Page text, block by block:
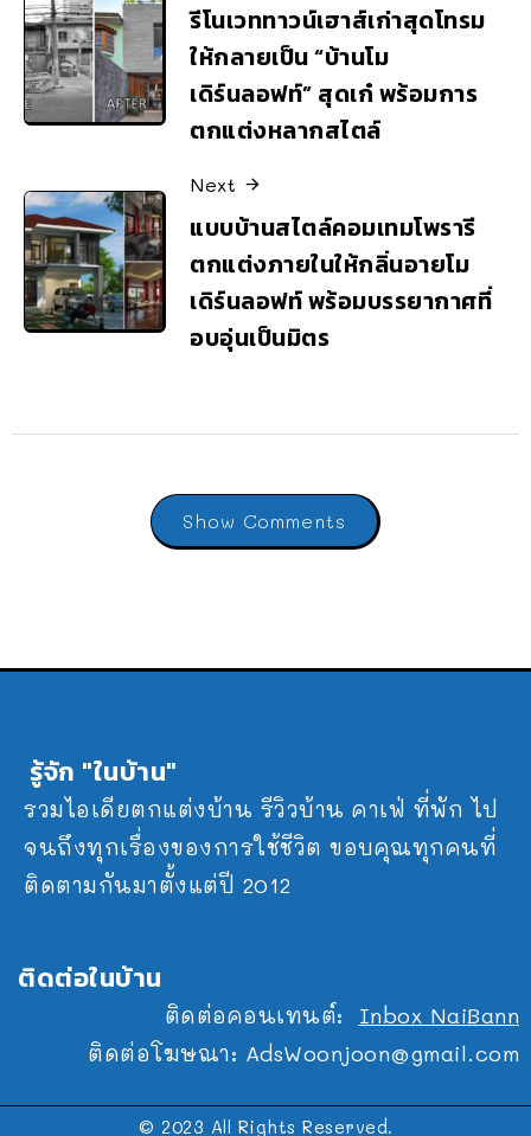
รีโนเวททาวน์เฮาส์เก่าสุดโทรม
ให้กลายเป็น “บ้านโม
เดิร์นลอฟท์” สุดเก๋ พร้อมการ
ตกแต่งหลากสไตล์
Next
แบบบ้านสไตล์คอมเทมโพรารี
ตกแต่งภายในให้กลิ่นอายโม
เดิร์นลอฟท์ พร้อมบรรยากาศที่
อบอุ่นเป็นมิตร
Show Comments
รู้จัก "ในบ้าน"
รวมไอเดียตกแต่งบ้าน รีวิวบ้าน คาเฟ่ ที่พัก ไป
จนถึงทุกเรื่องของการใช้ชีวิต ขอบคุณทุกคนที่
ติดตามกันมาตั้งแต่ปี 2012
ติดต่อในบ้าน
ติดต่อคอนเทนต์: Inbox NaiBann
ติดต่อโฆษณา: AdsWoonjoon@gmail.com
© 2023 All Rights Reserved.